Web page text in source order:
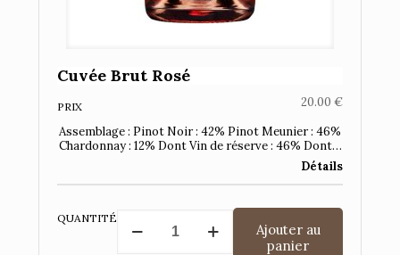
Cuvée Brut Rosé
PRIX 20.00 €
Assemblage : Pinot Noir : 42% Pinot Meunier : 46%
Chardonnay : 12% Dont Vin de réserve : 46% Dont…
Détails
QUANTITÉ
Ajouter au
panier